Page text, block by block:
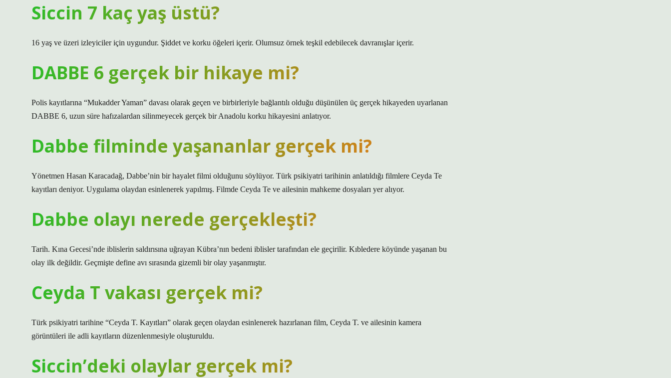
Siccin 7 kaç yaş üstü?
16 yaş ve üzeri izleyiciler için uygundur. Şiddet ve korku öğeleri içerir. Olumsuz örnek teşkil edebilecek davranışlar içerir.
DABBE 6 gerçek bir hikaye mi?
Polis kayıtlarına “Mukadder Yaman” davası olarak geçen ve birbirleriyle bağlantılı olduğu düşünülen üç gerçek hikayeden uyarlanan
DABBE 6, uzun süre hafızalardan silinmeyecek gerçek bir Anadolu korku hikayesini anlatıyor.
Dabbe filminde yaşananlar gerçek mi?
Yönetmen Hasan Karacadağ, Dabbe’nin bir hayalet filmi olduğunu söylüyor. Türk psikiyatri tarihinin anlatıldığı filmlere Ceyda Te
kayıtları deniyor. Uygulama olaydan esinlenerek yapılmış. Filmde Ceyda Te ve ailesinin mahkeme dosyaları yer alıyor.
Dabbe olayı nerede gerçekleşti?
Tarih. Kına Gecesi’nde iblislerin saldırısına uğrayan Kübra’nın bedeni iblisler tarafından ele geçirilir. Kıbledere köyünde yaşanan bu
olay ilk değildir. Geçmişte define avı sırasında gizemli bir olay yaşanmıştır.
Ceyda T vakası gerçek mi?
Türk psikiyatri tarihine “Ceyda T. Kayıtları” olarak geçen olaydan esinlenerek hazırlanan film, Ceyda T. ve ailesinin kamera
görüntüleri ile adli kayıtların düzenlenmesiyle oluşturuldu.
Siccin’deki olaylar gerçek mi?